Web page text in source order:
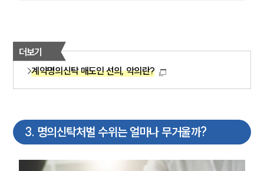
더보기
계약명의신탁 매도인 선의, 악의란?
3. 명의신탁처벌 수위는 얼마나 무거울까?